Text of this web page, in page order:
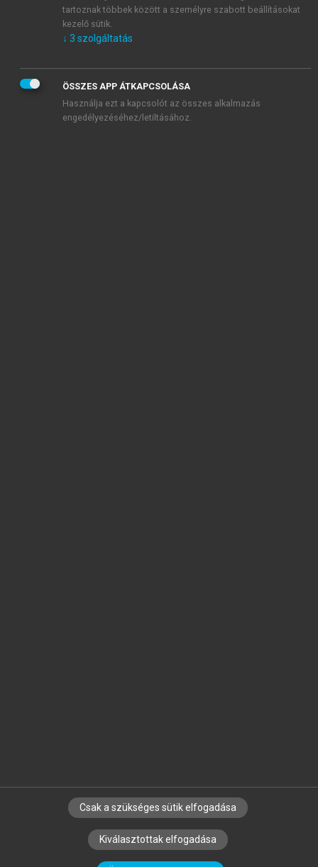
tudomásul veszem és elfogadom.
KIPRÓBÁLOM
SZERZŐKNEK CÉGEKNEK KÖNYVTÁROSOKNAK
SZERKESZTÉSI ÉS LEKTORÁLÁSI ALAPELVEK
tartoznak többek között a személyre szabott beállításokat
kezelő sütik.
↓ 3 szolgáltatás
ÖSSZES APP ÁTKAPCSOLÁSA
Használja ezt a kapcsolót az összes alkalmazás
engedélyezéséhez/letiltásához.
Csak a szükséges sütik elfogadása
Kiválasztottak elfogadása